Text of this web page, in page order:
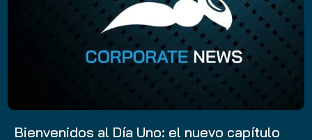
Bienvenidos al Día Uno: el nuevo capítulo